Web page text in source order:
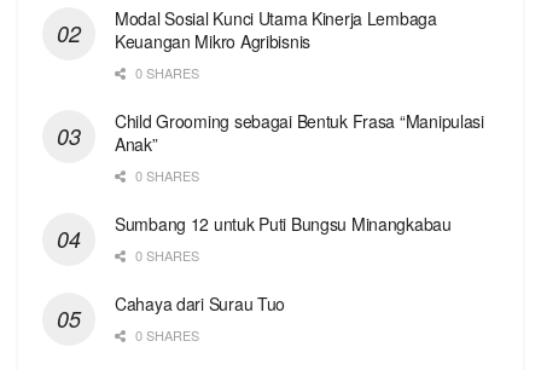
Modal Sosial Kunci Utama Kinerja Lembaga
Keuangan Mikro Agribisnis
0 SHARES
Child Grooming sebagai Bentuk Frasa “Manipulasi
Anak”
0 SHARES
Sumbang 12 untuk Puti Bungsu Minangkabau
0 SHARES
Cahaya dari Surau Tuo
0 SHARES